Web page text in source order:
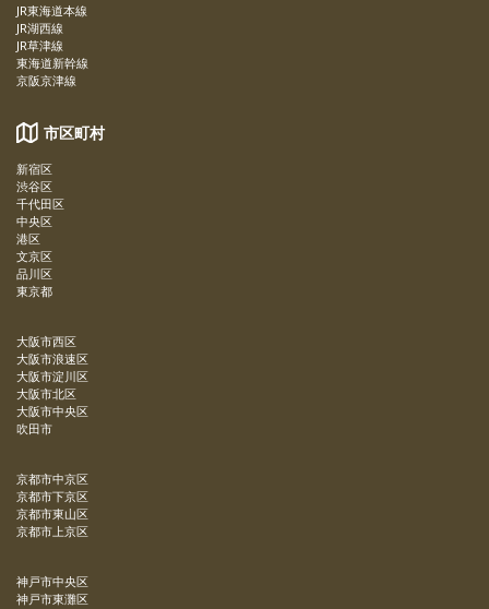
JR東海道本線
JR湖西線
JR草津線
東海道新幹線
京阪京津線
市区町村
新宿区
渋谷区
千代田区
中央区
港区
文京区
品川区
東京都
大阪市西区
大阪市浪速区
大阪市淀川区
大阪市北区
大阪市中央区
吹田市
京都市中京区
京都市下京区
京都市東山区
京都市上京区
神戸市中央区
神戸市東灘区